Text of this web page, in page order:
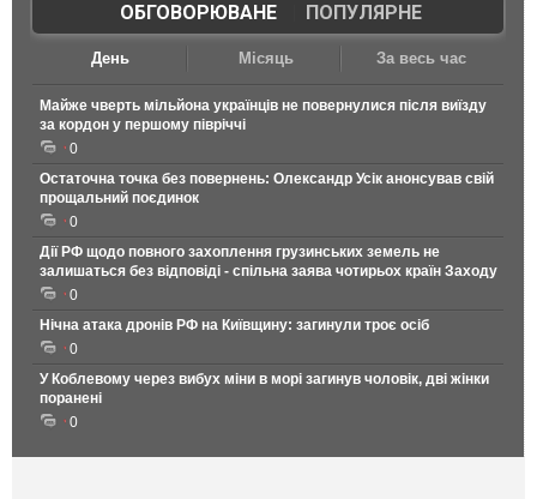
ОБГОВОРЮВАНЕ| ПОПУЛЯРНЕ
День Місяць За весь час
Майже чверть мільйона українців не повернулися після виїзду
за кордон у першому півріччі
0
Остаточна точка без повернень: Олександр Усік анонсував свій
прощальний поєдинок
0
Дії РФ щодо повного захоплення грузинських земель не
залишаться без відповіді - спільна заява чотирьох країн Заходу
0
Нічна атака дронів РФ на Київщину: загинули троє осіб
0
У Коблевому через вибух міни в морі загинув чоловік, дві жінки
поранені
0